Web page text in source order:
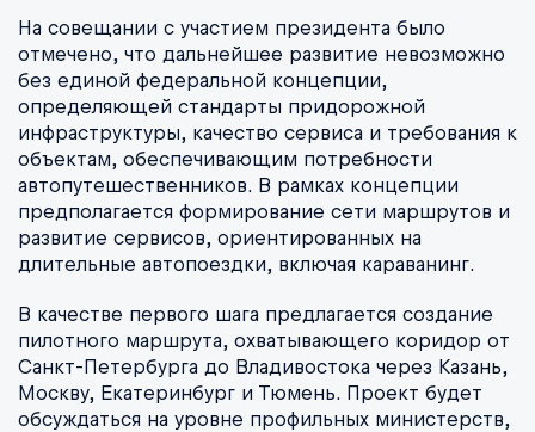
На совещании с участием президента было
отмечено, что дальнейшее развитие невозможно
без единой федеральной концепции,
определяющей стандарты придорожной
инфраструктуры, качество сервиса и требования к
объектам, обеспечивающим потребности
автопутешественников. В рамках концепции
предполагается формирование сети маршрутов и
развитие сервисов, ориентированных на
длительные автопоездки, включая караванинг.
В качестве первого шага предлагается создание
пилотного маршрута, охватывающего коридор от
Санкт-Петербурга до Владивостока через Казань,
Москву, Екатеринбург и Тюмень. Проект будет
обсуждаться на уровне профильных министерств,